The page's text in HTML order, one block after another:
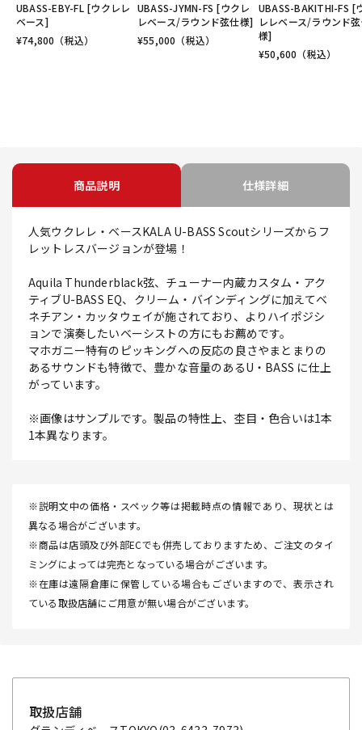
UBASS-EBY-FL [ウクレレ
ベース]
¥74,800 （税込）
UBASS-JYMN-FS [ウクレ
レベース/ラウンド弦仕様]
¥55,000 （税込）
UBASS-BAKITHI-FS [
レレベース/ラウンド
様]
¥50,600 （税込）
商品説明 仕様詳細
人気ウクレレ・ベースKALA U-BASS Scoutシリーズからフ
レットレスバージョンが登場！
Aquila Thunderblack弦、チューナー内蔵カスタム・アク
ティブU-BASS EQ、クリーム・バインディングに加えてベ
ネチアン・カッタウェイが施されており、よりハイポジシ
ョンで演奏したいベーシストの方にもお薦めです。
マホガニー特有のピッキングへの反応の良さやまとまりの
あるサウンドも特徴で、豊かな音量のあるU・BASS に仕上
がっています。
※画像はサンプルです。製品の特性上、杢目・色合いは1本
1本異なります。
※説明文中の価格・スペック等は掲載時点の情報であり、現状とは
異なる場合がございます。
※商品は店頭及び外部ECでも併売しておりますため、ご注文のタイ
ミングによっては完売となっている場合がございます。
※在庫は遠隔倉庫に保管している場合もございますので、表示され
ている取扱店舗にご用意が無い場合がございます。
取扱店舗